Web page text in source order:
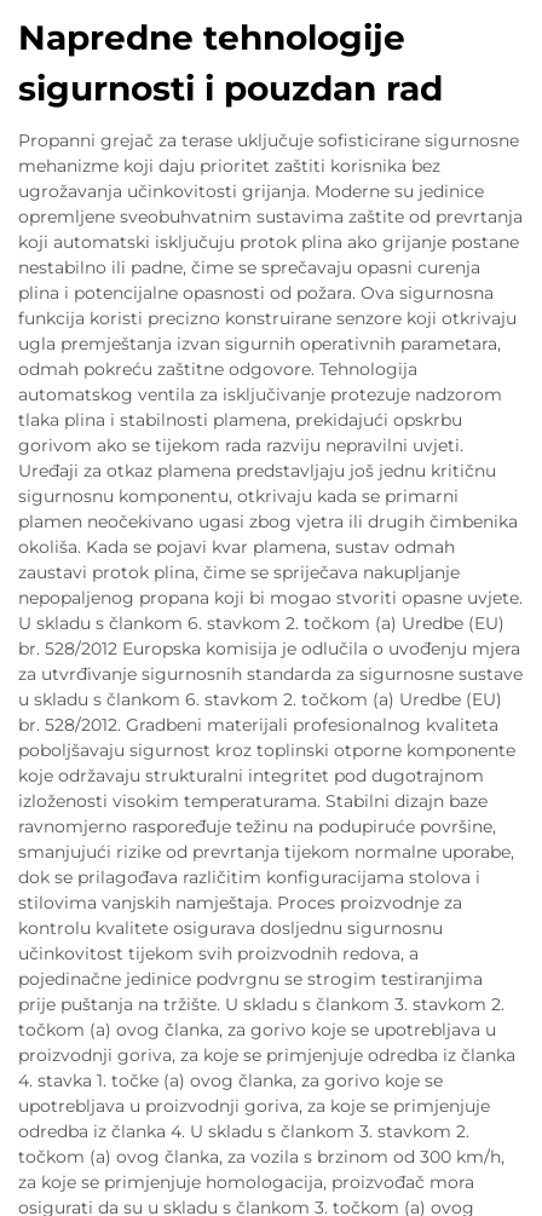
Napredne tehnologije
sigurnosti i pouzdan rad
Propanni grejač za terase uključuje sofisticirane sigurnosne
mehanizme koji daju prioritet zaštiti korisnika bez
ugrožavanja učinkovitosti grijanja. Moderne su jedinice
opremljene sveobuhvatnim sustavima zaštite od prevrtanja
koji automatski isključuju protok plina ako grijanje postane
nestabilno ili padne, čime se sprečavaju opasni curenja
plina i potencijalne opasnosti od požara. Ova sigurnosna
funkcija koristi precizno konstruirane senzore koji otkrivaju
ugla premještanja izvan sigurnih operativnih parametara,
odmah pokreću zaštitne odgovore. Tehnologija
automatskog ventila za isključivanje protezuje nadzorom
tlaka plina i stabilnosti plamena, prekidajući opskrbu
gorivom ako se tijekom rada razviju nepravilni uvjeti.
Uređaji za otkaz plamena predstavljaju još jednu kritičnu
sigurnosnu komponentu, otkrivaju kada se primarni
plamen neočekivano ugasi zbog vjetra ili drugih čimbenika
okoliša. Kada se pojavi kvar plamena, sustav odmah
zaustavi protok plina, čime se spriječava nakupljanje
nepopaljenog propana koji bi mogao stvoriti opasne uvjete.
U skladu s člankom 6. stavkom 2. točkom (a) Uredbe (EU)
br. 528/2012 Europska komisija je odlučila o uvođenju mjera
za utvrđivanje sigurnosnih standarda za sigurnosne sustave
u skladu s člankom 6. stavkom 2. točkom (a) Uredbe (EU)
br. 528/2012. Gradbeni materijali profesionalnog kvaliteta
poboljšavaju sigurnost kroz toplinski otporne komponente
koje održavaju strukturalni integritet pod dugotrajnom
izloženosti visokim temperaturama. Stabilni dizajn baze
ravnomjerno raspoređuje težinu na podupiruće površine,
smanjujući rizike od prevrtanja tijekom normalne uporabe,
dok se prilagođava različitim konfiguracijama stolova i
stilovima vanjskih namještaja. Proces proizvodnje za
kontrolu kvalitete osigurava dosljednu sigurnosnu
učinkovitost tijekom svih proizvodnih redova, a
pojedinačne jedinice podvrgnu se strogim testiranjima
prije puštanja na tržište. U skladu s člankom 3. stavkom 2.
točkom (a) ovog članka, za gorivo koje se upotrebljava u
proizvodnji goriva, za koje se primjenjuje odredba iz članka
4. stavka 1. točke (a) ovog članka, za gorivo koje se
upotrebljava u proizvodnji goriva, za koje se primjenjuje
odredba iz članka 4. U skladu s člankom 3. stavkom 2.
točkom (a) ovog članka, za vozila s brzinom od 300 km/h,
za koje se primjenjuje homologacija, proizvođač mora
osigurati da su u skladu s člankom 3. točkom (a) ovog